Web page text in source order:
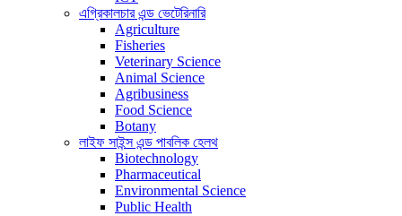
এগ্রিকালচার এন্ড ভেটেরিনারি
Agriculture
Fisheries
Veterinary Science
Animal Science
Agribusiness
Food Science
Botany
লাইফ সাইন্স এন্ড পাবলিক হেলথ
Biotechnology
Pharmaceutical
Environmental Science
Public Health